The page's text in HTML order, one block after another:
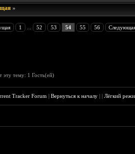
»
1 52 53 54 55 56
эту тему: 1 Гость(ей)
Tracker Forum |Вернуться к началу ||Лёгкий